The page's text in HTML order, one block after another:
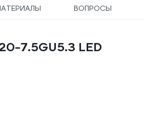
ВОПРОСЫ
7.5GU5.3 LED